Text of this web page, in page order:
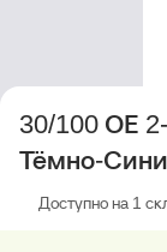
30/100 ОЕ
Тёмно-
Доступно на 1